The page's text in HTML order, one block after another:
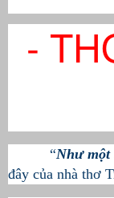
-
“Như một
đây của nhà thơ